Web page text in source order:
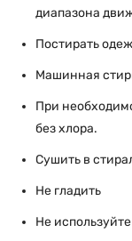
диапазона
Постирать
Машинная
При
без хлора.
Сушить в
Не гладить
Не